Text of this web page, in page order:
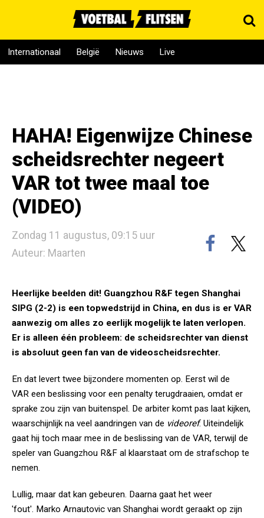
Internationaal België Nieuws Live
HAHA! Eigenwijze Chinese
scheidsrechter negeert
VAR tot twee maal toe
(VIDEO)
Zondag 11 augustus, 09:15 uur
Auteur: Maarten
Heerlijke beelden dit! Guangzhou R&F tegen Shanghai
SIPG (2-2) is een topwedstrijd in China, en dus is er VAR
aanwezig om alles zo eerlijk mogelijk te laten verlopen.
Er is alleen één probleem: de scheidsrechter van dienst
is absoluut geen fan van de videoscheidsrechter.
En dat levert twee bijzondere momenten op. Eerst wil de
VAR een beslissing voor een penalty terugdraaien, omdat er
sprake zou zijn van buitenspel. De arbiter komt pas laat kijken,
waarschijnlijk na veel aandringen van de videoref. Uiteindelijk
gaat hij toch maar mee in de beslissing van de VAR, terwijl de
speler van Guangzhou R&F al klaarstaat om de strafschop te
nemen.
Lullig, maar dat kan gebeuren. Daarna gaat het weer
'fout'. Marko Arnautovic van Shanghai wordt geraakt op zijn